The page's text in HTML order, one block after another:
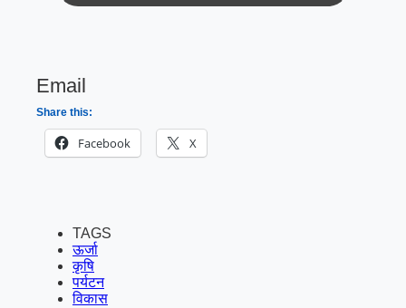
Email
Share this:
Facebook X
TAGS
ऊर्जा
कृषि
पर्यटन
विकास